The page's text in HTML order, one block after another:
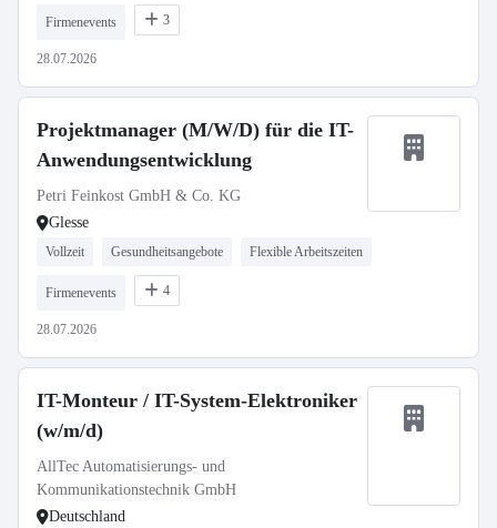
Firmenevents 3
28.07.2026
Projektmanager (M/W/D) für die IT-
Anwendungsentwicklung
Petri Feinkost GmbH & Co. KG
Glesse
Vollzeit Gesundheitsangebote Flexible Arbeitszeiten
Firmenevents 4
28.07.2026
IT-Monteur / IT-System-Elektroniker
(w/m/d)
AllTec Automatisierungs- und
Kommunikationstechnik GmbH
Deutschland